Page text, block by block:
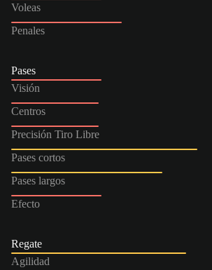
Voleas
Penales
Pases
Visión
Centros
Precisión Tiro Libre
Pases cortos
Pases largos
Efecto
Regate
Agilidad